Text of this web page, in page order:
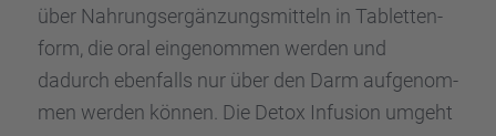
über Nahrungs­er­gän­zungs­mit­teln in Tablet­ten­
form, die oral einge­nom­men werden und
dadurch ebenfalls nur über den Darm aufge­nom­
men werden können. Die Detox Infusion umgeht